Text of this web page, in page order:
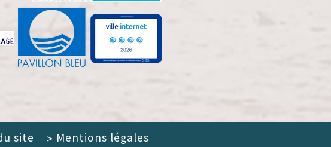
site > Mentions légales